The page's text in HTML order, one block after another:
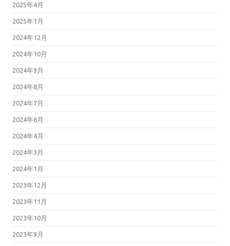
2025年4月
2025年1月
2024年12月
2024年10月
2024年9月
2024年8月
2024年7月
2024年6月
2024年4月
2024年3月
2024年1月
2023年12月
2023年11月
2023年10月
2023年9月